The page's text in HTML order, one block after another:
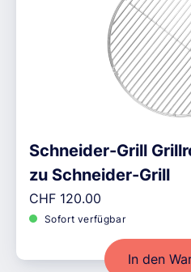
Schneider-Grill
zu Schneider-Grill
Regulärer Preis:
CHF 120.00
Sofort verfügbar
In den